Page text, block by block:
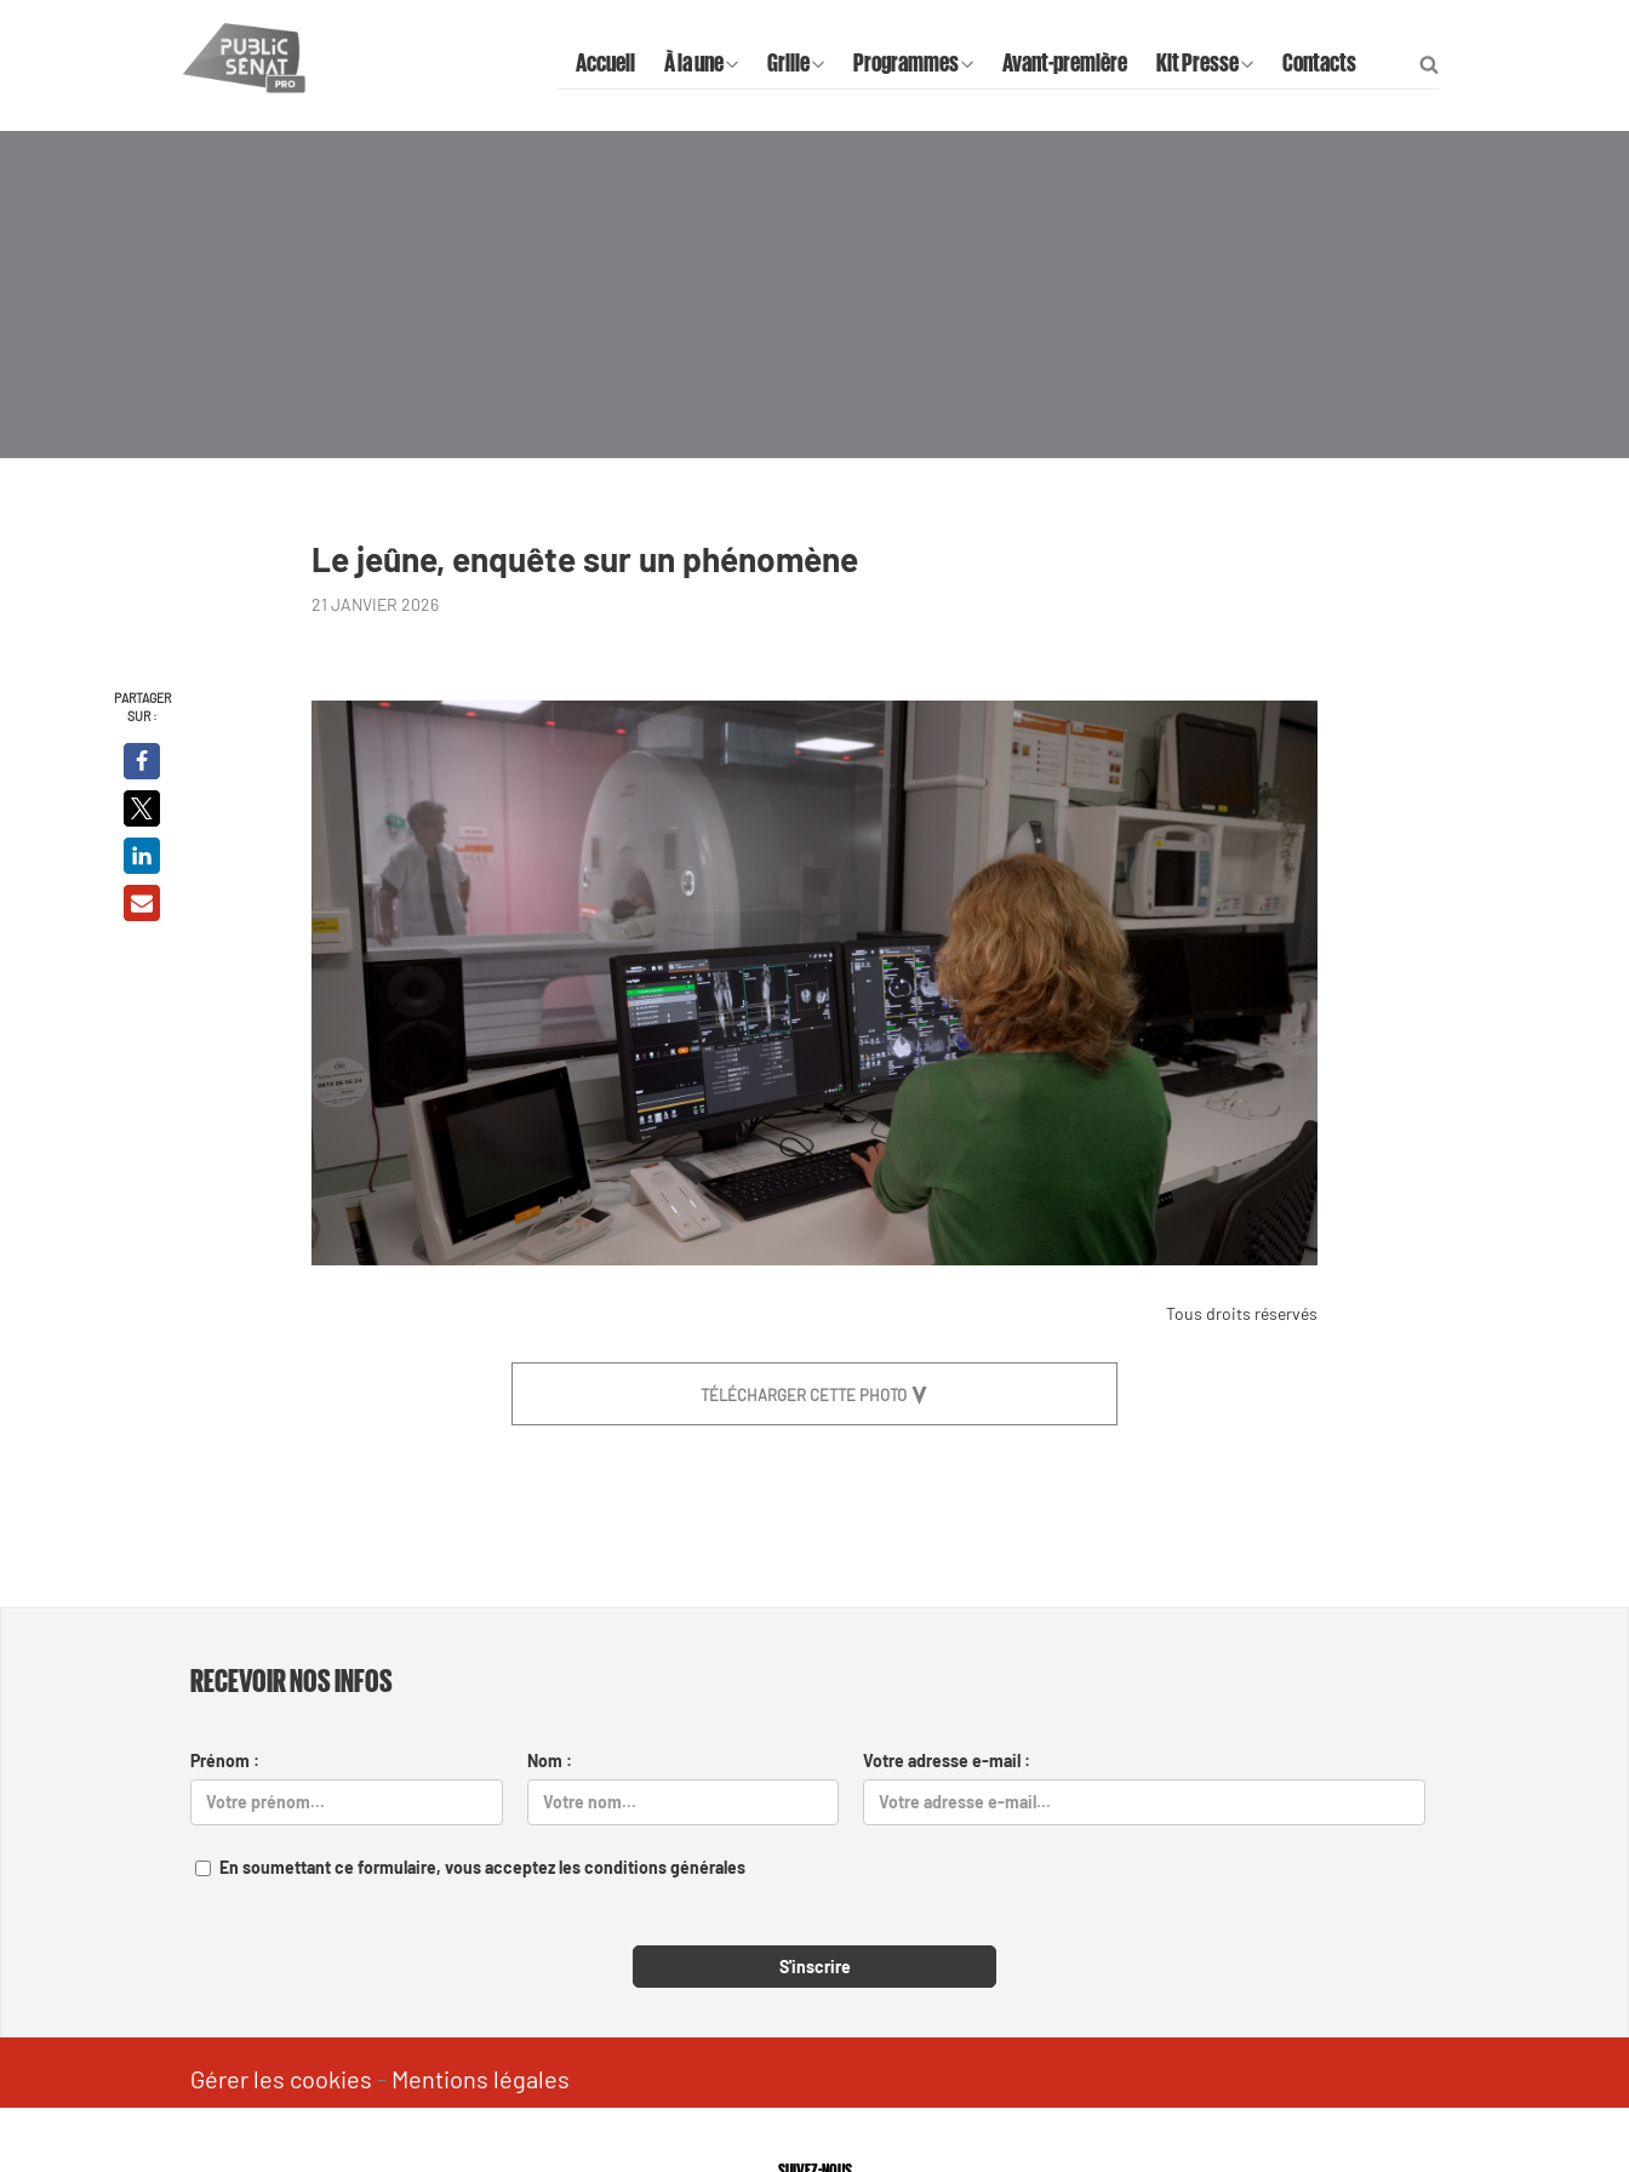
Accueil À la une Grille Programmes Avant-première Kit Presse Contacts
Le jeûne, enquête sur un phénomène
21 JANVIER 2026
PARTAGER
SUR :
Tous droits réservés
TÉLÉCHARGER CETTE PHOTO
RECEVOIR NOS INFOS
Prénom : Nom : Votre adresse e-mail :
En soumettant ce formulaire, vous acceptez les conditions générales
S'inscrire
Gérer les cookies - Mentions légales